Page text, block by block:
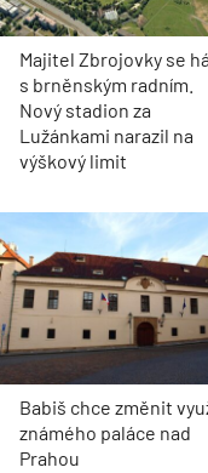
Majitel Zbrojovky se
s brněnským radním.
Nový stadion za
Lužánkami narazil na
výškový limit
Babiš chce změnit
známého paláce nad
Prahou